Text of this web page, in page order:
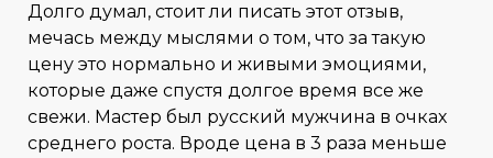
Долго думал, стоит ли писать этот отзыв,
мечась между мыслями о том, что за такую
цену это нормально и живыми эмоциями,
которые даже спустя долгое время все же
свежи. Мастер был русский мужчина в очках
среднего роста. Вроде цена в 3 раза меньше